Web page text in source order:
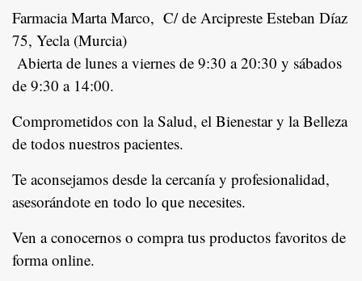
Farmacia Marta Marco, C/ de Arcipreste Esteban Díaz
75, Yecla (Murcia)
Abierta de lunes a viernes de 9:30 a 20:30 y sábados
de 9:30 a 14:00.
Comprometidos con la Salud, el Bienestar y la Belleza
de todos nuestros pacientes.
Te aconsejamos desde la cercanía y profesionalidad,
asesorándote en todo lo que necesites.
Ven a conocernos o compra tus productos favoritos de
forma online.